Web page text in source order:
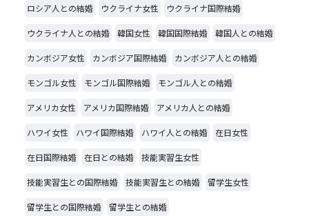
ロシア人との結婚 ウクライナ女性 ウクライナ国際結婚
ウクライナ人との結婚 韓国女性 韓国国際結婚 韓国人との結婚
カンボジア女性 カンボジア国際結婚 カンボジア人との結婚
モンゴル女性 モンゴル国際結婚 モンゴル人との結婚
アメリカ女性 アメリカ国際結婚 アメリカ人との結婚
ハワイ女性 ハワイ国際結婚 ハワイ人との結婚 在日女性
在日国際結婚 在日との結婚 技能実習生女性
技能実習生との国際結婚 技能実習生との結婚 留学生女性
留学生との国際結婚 留学生との結婚